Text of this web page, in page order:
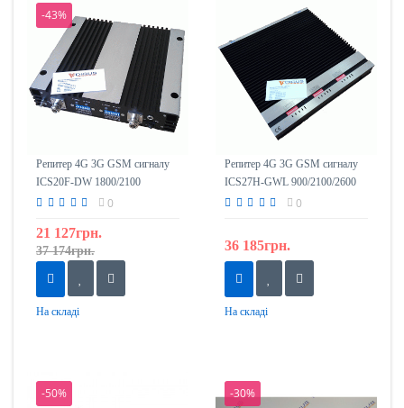
-43%
Репитер 4G 3G GSM сигналу
ICS20F-DW 1800/2100
0
21 127грн.
37 174грн.
На складі
Репитер 4G 3G GSM сигналу
ICS27H-GWL 900/2100/2600
0
36 185грн.
На складі
-50% -30%